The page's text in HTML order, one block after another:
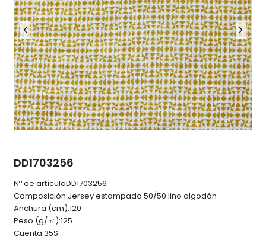
DD1703256
Nº de artículoDD1703256
Composición:Jersey estampado 50/50 lino algodón
Anchura (cm):120
Peso (g/㎡):125
Cuenta:35S